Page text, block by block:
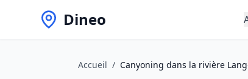
Dineo
Accueil / Canyoning dans la rivière